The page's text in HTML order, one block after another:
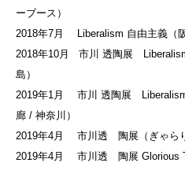
ーブース）
2018年7月 Liberalism 自由主義（
2018年10月 市川 透陶展
島）
2019年1月 市川 透陶展
廊 / 神奈川）
2019年4月 市川透 陶展（ぎゃらり
2019年4月 市川透 陶展 Glorious